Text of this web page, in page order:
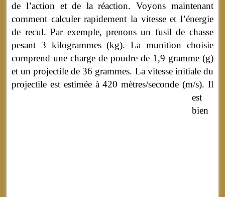
de l’action et de la réaction. Voyons maintenant
comment calculer rapidement la vitesse et l’énergie
de recul. Par exemple, prenons un fusil de chasse
pesant 3 kilogrammes(kg). La munition choisie
comprend une charge de poudre de 1,9 gramme (g)
et un projectile de 36 grammes. La vitesse initiale du
projectile est estimée à 420 mètres/seconde (m/s). Il
est
bien